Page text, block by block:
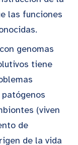
las funciones
genomas
tiene
(viven
de
de la vida